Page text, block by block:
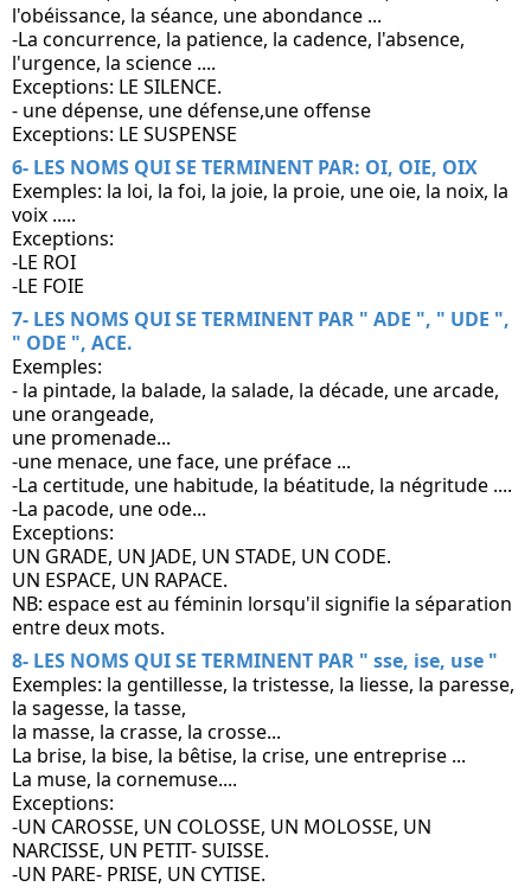
l'obéissance, la séance, une abondance ...
-La concurrence, la patience, la cadence, l'absence,
l'urgence, la science ....
Exceptions: LE SILENCE.
- une dépense, une défense,une offense
Exceptions: LE SUSPENSE
6- LES NOMS QUI SE TERMINENT PAR: OI, OIE, OIX
Exemples: la loi, la foi, la joie, la proie, une oie, la noix, la
voix .....
Exceptions:
-LE ROI
-LE FOIE
7- LES NOMS QUI SE TERMINENT PAR " ADE ", " UDE ",
" ODE ", ACE.
Exemples:
- la pintade, la balade, la salade, la décade, une arcade,
une orangeade,
une promenade...
-une menace, une face, une préface ...
-La certitude, une habitude, la béatitude, la négritude ....
-La pacode, une ode...
Exceptions:
UN GRADE, UN JADE, UN STADE, UN CODE.
UN ESPACE, UN RAPACE.
NB: espace est au féminin lorsqu'il signifie la séparation
entre deux mots.
8- LES NOMS QUI SE TERMINENT PAR " sse, ise, use "
Exemples: la gentillesse, la tristesse, la liesse, la paresse,
la sagesse, la tasse,
la masse, la crasse, la crosse...
La brise, la bise, la bêtise, la crise, une entreprise ...
La muse, la cornemuse....
Exceptions:
-UN CAROSSE, UN COLOSSE, UN MOLOSSE, UN
NARCISSE, UN PETIT- SUISSE.
-UN PARE- PRISE, UN CYTISE.